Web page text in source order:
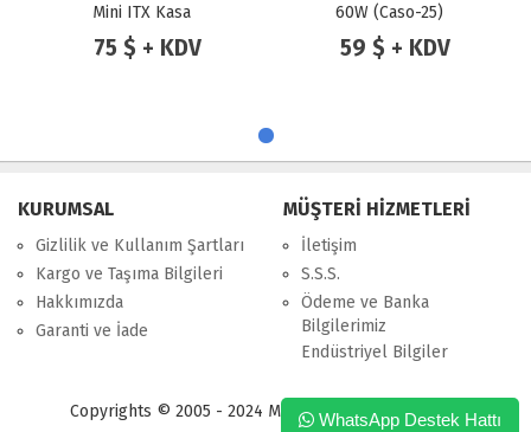
Mini ITX Kasa
75 $ + KDV
60W (Caso-25)
59 $ + KDV
KURUMSAL
Gizlilik ve Kullanım Şartları
Kargo ve Taşıma Bilgileri
Hakkımızda
Garanti ve İade
MÜŞTERİ HİZMETLERİ
İletişim
S.S.S.
Ödeme ve Banka
Bilgilerimiz
Endüstriyel Bilgiler
Copyrights © 2005 - 2024 Merpa Bilgi İşlem Ltd. Şti.
WhatsApp Destek Hattı